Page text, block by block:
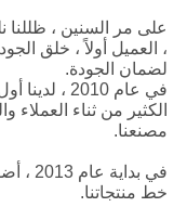
على مر السنين ، ظللنا
، العميل أولاً ، خلق
لضمان الجودة.
في عام
الكثير من ثناء
مصنعنا.
في
خط منتجاتنا.